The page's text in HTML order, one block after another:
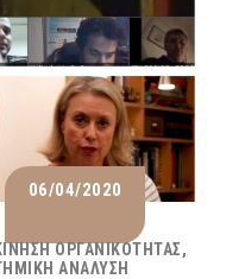
06/04/2020
ΟΡΓΑΝΙΚΌΤΗΤΑΣ
ΑΝΆΛΥΣΗ